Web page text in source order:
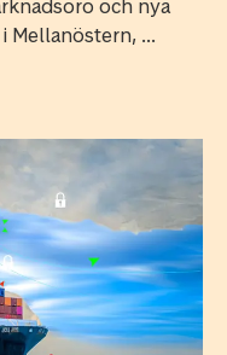
och nya
Mellanöstern, ...